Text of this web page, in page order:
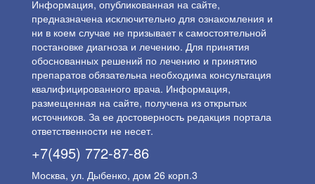
Информация, опубликованная на сайте,
предназначена исключительно для ознакомления и
ни в коем случае не призывает к самостоятельной
постановке диагноза и лечению. Для принятия
обоснованных решений по лечению и принятию
препаратов обязательна необходима консультация
квалифицированного врача. Информация,
размещенная на сайте, получена из открытых
источников. За ее достоверность редакция портала
ответственности не несет.
+7(495) 772-87-86
Москва, ул. Дыбенко, дом 26 корп.3